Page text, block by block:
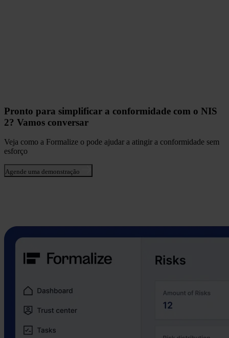
Pronto para simplificar a conformidade com o NIS
2? Vamos conversar
Veja como a Formalize o pode ajudar a atingir a conformidade sem
esforço
Agende uma demonstração